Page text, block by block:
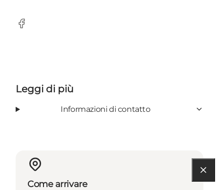
Facebook
Leggi di più
Informazioni di contatto
Come arrivare